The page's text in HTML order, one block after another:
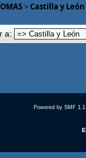
>Castilla y León
a:
Powered by SMF